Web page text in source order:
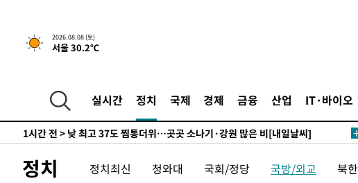
2026.08.08 (토)
서울 30.2℃
실시간 정치 국제 경제 금융 산업 IT·바이오
↓-6909초 전 >[속보]이 대통령 "부동산 공급 기존 사고방식 매달리지 말고 과감히
실천"
-5994초 전 >이란, "오만과 '중앙 단일 루트' 합의…북쪽 인바운드·남쪽 아웃바운
41분 전 >[속보]이 대통령, '호우피해' 안동·의성 관할 4개 면 특별재난지역 선포
[단독]중수청 지원 검사들, 정원 초과 시 낮은 계급 임용…희망지 못 갈 수
도
1시간 전 > 낮 최고 37도 찜통더위…곳곳 소나기·강원 많은 비[내일날씨]
2시간 전 >
여자배구 이재영·이다영 자매, 아제르바이잔 투란VC 입단
정치 정치최신 청와대 국회/정당 국방/외교 북한